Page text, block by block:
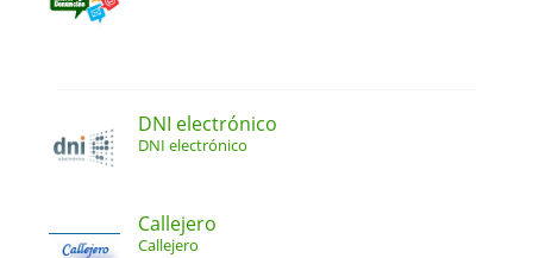
DNI electrónico
DNI electrónico
Callejero
Callejero